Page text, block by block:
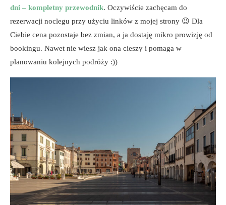
dni – kompletny przewodnik. Oczywiście zachęcam do
rezerwacji noclegu przy użyciu linków z mojej strony 😉 Dla
Ciebie cena pozostaje bez zmian, a ja dostaję mikro prowizję od
bookingu. Nawet nie wiesz jak ona cieszy i pomaga w
planowaniu kolejnych podróży :))